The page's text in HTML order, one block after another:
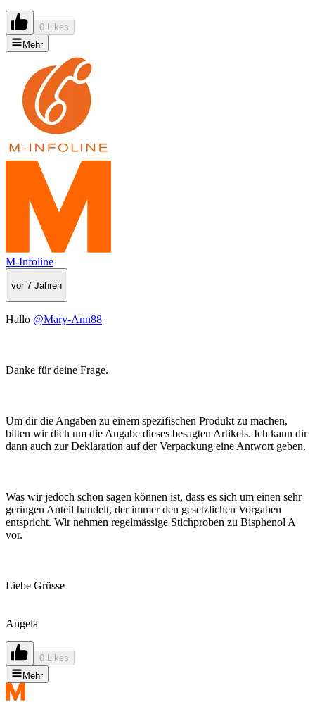
0 Likes
Mehr
M-Infoline
vor 7 Jahren
Hallo @Mary-Ann88
Danke für deine Frage.
Um dir die Angaben zu einem spezifischen Produkt zu machen,
bitten wir dich um die Angabe dieses besagten Artikels. Ich kann dir
dann auch zur Deklaration auf der Verpackung eine Antwort geben.
Was wir jedoch schon sagen können ist, dass es sich um einen sehr
geringen Anteil handelt, der immer den gesetzlichen Vorgaben
entspricht. Wir nehmen regelmässige Stichproben zu Bisphenol A
vor.
Liebe Grüsse
Angela
0 Likes
Mehr